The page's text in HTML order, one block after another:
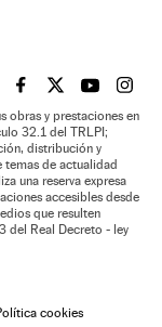
EL PAÍS BRASIL EN
EL PAÍSEL PAÍS
EL
obras y prestaciones en
32.1 del TRLPI;
distribución y
temas de actualidad
una reserva expresa
accesibles desde
que resulten
del Real Decreto - ley
cookies